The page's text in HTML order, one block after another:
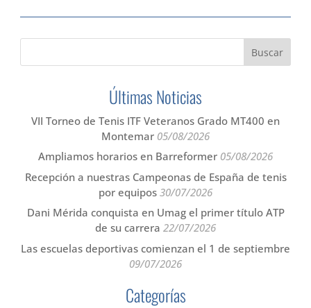
Últimas Noticias
VII Torneo de Tenis ITF Veteranos Grado MT400 en
Montemar 05/08/2026
Ampliamos horarios en Barreformer 05/08/2026
Recepción a nuestras Campeonas de España de tenis
por equipos 30/07/2026
Dani Mérida conquista en Umag el primer título ATP
de su carrera 22/07/2026
Las escuelas deportivas comienzan el 1 de septiembre
09/07/2026
Categorías